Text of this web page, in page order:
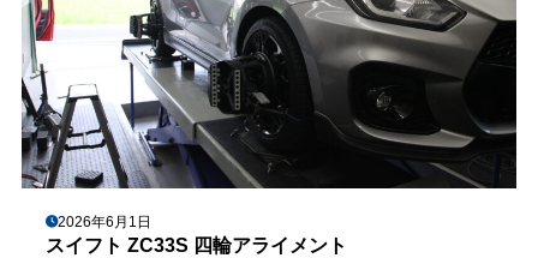
2026年6月1日
スイフト ZC33S 四輪アライメント